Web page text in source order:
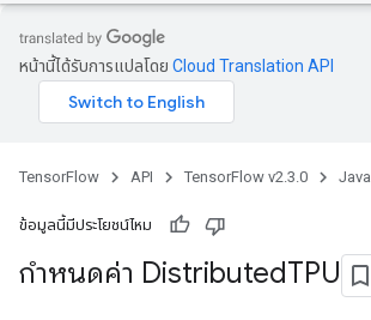
หน้านี้ได้รับการแปลโดย Cloud Translation API
TensorFlow API TensorFlow v2.3.0 Java
ข้อมูลนี้มีประโยชน์ไหม
กำหนดค่า DistributedTPU